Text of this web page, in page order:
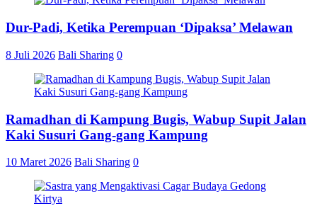
Dur-Padi, Ketika Perempuan ‘Dipaksa’ Melawan
8 Juli 2026 Bali Sharing 0
Ramadhan di Kampung Bugis, Wabup Supit Jalan
Kaki Susuri Gang-gang Kampung
10 Maret 2026 Bali Sharing 0